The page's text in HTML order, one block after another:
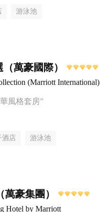
游泳池
萬豪國際）
(Marriott International)
風格套房”
酒店 游泳池
豪集團）
Hotel by Marriott